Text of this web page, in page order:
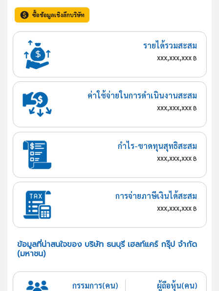
ซื้อข้อมูลเชิงลึกบริษัท
รายได้รวมสะสม
xxx,xxx,xxx฿
ค่าใช้จ่ายในการดำเนินงานสะสม
xxx,xxx,xxx฿
กำไร-ขาดทุนสุทธิสะสม
xxx,xxx,xxx฿
การจ่ายภาษีเงินได้สะสม
xxx,xxx,xxx฿
ข้อมูลที่น่าสนใจของ บริษัท ธนบุรี เฮลท์แคร์ กรุ๊ป จำกัด
(มหาชน)
กรรมการ(คน) ผู้ถือหุ้น(คน)